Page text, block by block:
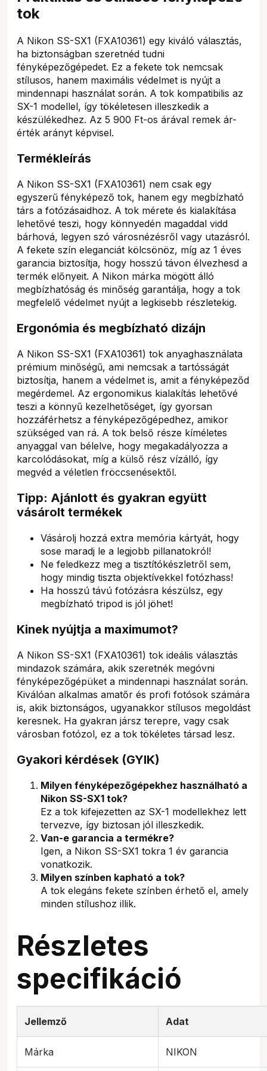
tok
A Nikon SS-SX1 (FXA10361) egy kiváló választás,
ha biztonságban szeretnéd tudni
fényképezőgépedet. Ez a fekete tok nemcsak
stílusos, hanem maximális védelmet is nyújt a
mindennapi használat során. A tok kompatibilis az
SX-1 modellel, így tökéletesen illeszkedik a
készülékedhez. Az 5 900 Ft-os árával remek ár-
érték arányt képvisel.
Termékleírás
A Nikon SS-SX1 (FXA10361) nem csak egy
egyszerű fényképező tok, hanem egy megbízható
társ a fotózásaidhoz. A tok mérete és kialakítása
lehetővé teszi, hogy könnyedén magaddal vidd
bárhová, legyen szó városnézésről vagy utazásról.
A fekete szín eleganciát kölcsönöz, míg az 1 éves
garancia biztosítja, hogy hosszú távon élvezhesd a
termék előnyeit. A Nikon márka mögött álló
megbízhatóság és minőség garantálja, hogy a tok
megfelelő védelmet nyújt a legkisebb részletekig.
Ergonómia és megbízható dizájn
A Nikon SS-SX1 (FXA10361) tok anyaghasználata
prémium minőségű, ami nemcsak a tartósságát
biztosítja, hanem a védelmet is, amit a fényképeződ
megérdemel. Az ergonomikus kialakítás lehetővé
teszi a könnyű kezelhetőséget, így gyorsan
hozzáférhetsz a fényképezőgépedhez, amikor
szükséged van rá. A tok belső része kíméletes
anyaggal van bélelve, hogy megakadályozza a
karcolódásokat, míg a külső rész vízálló, így
megvéd a véletlen fröccsenésektől.
Tipp: Ajánlott és gyakran együtt
vásárolt termékek
Vásárolj hozzá extra memória kártyát, hogy
sose maradj le a legjobb pillanatokról!
Ne feledkezz meg a tisztítókészletről sem,
hogy mindig tiszta objektívekkel fotózhass!
Ha hosszú távú fotózásra készülsz, egy
megbízható tripod is jól jöhet!
Kinek nyújtja a maximumot?
A Nikon SS-SX1 (FXA10361) tok ideális választás
mindazok számára, akik szeretnék megóvni
fényképezőgépüket a mindennapi használat során.
Kiválóan alkalmas amatőr és profi fotósok számára
is, akik biztonságos, ugyanakkor stílusos megoldást
keresnek. Ha gyakran jársz terepre, vagy csak
városban fotózol, ez a tok tökéletes társad lesz.
Gyakori kérdések (GYIK)
Milyen fényképezőgépekhez használható a
Nikon SS-SX1 tok?
Ez a tok kifejezetten az SX-1 modellekhez lett
tervezve, így biztosan jól illeszkedik.
Van-e garancia a termékre?
Igen, a Nikon SS-SX1 tokra 1 év garancia
vonatkozik.
Milyen színben kapható a tok?
A tok elegáns fekete színben érhető el, amely
minden stílushoz illik.
Részletes
specifikáció
Jellemző Adat
Márka NIKON